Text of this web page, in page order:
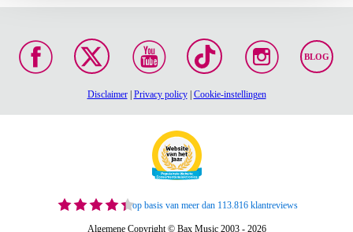
BLOG
Disclaimer| Privacy policy| Cookie-instellingen
op basis van meer dan 113.816 klantreviews
Algemene Copyright © Bax Music 2003 - 2026